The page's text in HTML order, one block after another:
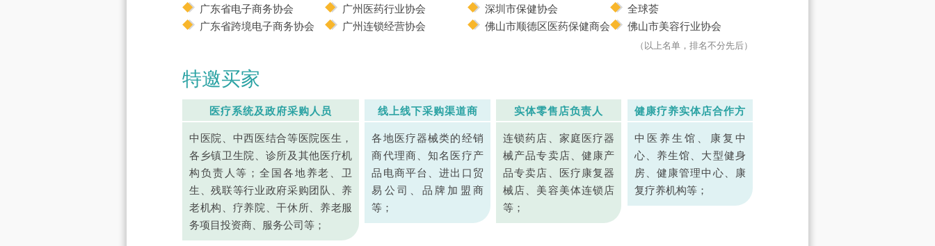
广东省电子商务协会
广东省跨境电子商务协会
广州医药行业协会
广州连锁经营协会
深圳市保健协会
佛山市顺德区医药保健商会
全球荟
佛山市美容行业协会
（以上名单，排名不分先后）
特邀买家
医疗系统及政府采购人员
中医院、中西医结合等医院医生，
各乡镇卫生院、诊所及其他医疗机
构负责人等；全国各地养老、卫
生、残联等行业政府采购团队、养
老机构、疗养院、干休所、养老服
务项目投资商、服务公司等；
线上线下采购渠道商
各地医疗器械类的经销
商代理商、知名医疗产
品电商平台、进出口贸
易公司、品牌加盟商
等；
实体零售店负责人
连锁药店、家庭医疗器
械产品专卖店、健康产
品专卖店、医疗康复器
械店、美容美体连锁店
等；
健康疗养实体店合作方
中医养生馆、康复中
心、养生馆、大型健身
房、健康管理中心、康
复疗养机构等；